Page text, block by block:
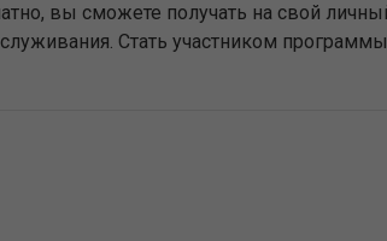
вы сможете получать на свой
Стать участником